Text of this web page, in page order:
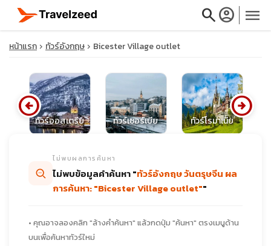
searchaccount_circle menu
close
calendar_month
หน้าแรก ทัวร์อังกฤษ Bicester Village outlet
ทัวร์ออสเตรีย ทัวร์เซอร์เบีย ทัวร์โรมาเนีย
arrow_circle_left arrow_circle_right
ไม่พบผลการค้นหา
ไม่พบข้อมูลคำค้นหา "ทัวร์อังกฤษ วันตรุษจีน ผล
การค้นหา: "Bicester Village outlet""
• คุณอาจลองคลิก "ล้างคำค้นหา" แล้วกดปุ่ม "ค้นหา" ตรงเมนูด้าน
บนเพื่อค้นหาทัวร์ใหม่